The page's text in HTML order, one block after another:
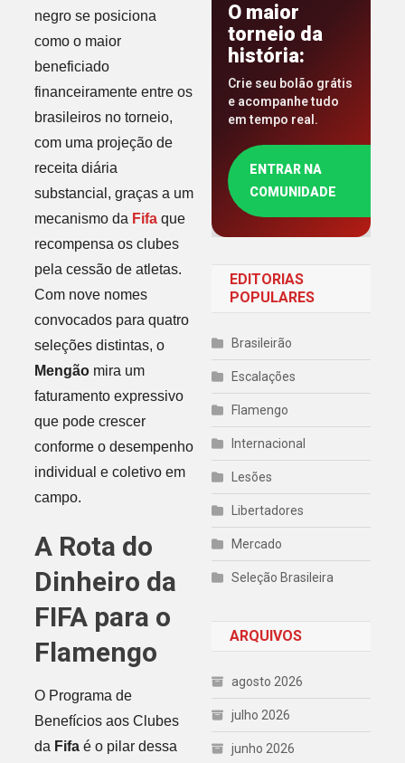
negro se posiciona
como o maior
beneficiado
financeiramente entre os
brasileiros no torneio,
com uma projeção de
receita diária
substancial, graças a um
mecanismo da Fifaque
recompensa os clubes
pela cessão de atletas.
Com nove nomes
convocados para quatro
seleções distintas, o
Mengãomira um
faturamento expressivo
que pode crescer
conforme o desempenho
individual e coletivo em
campo.
A Rota do
Dinheiro da
FIFA para o
Flamengo
O Programa de
Benefícios aos Clubes
da Fifaé o pilar dessa
O maior
torneio da
história:
Crie seu bolão grátis
e acompanhe tudo
em tempo real.
ENTRAR NA
COMUNIDADE
EDITORIAS
POPULARES
Brasileirão
Escalações
Flamengo
Internacional
Lesões
Libertadores
Mercado
Seleção Brasileira
ARQUIVOS
agosto 2026
julho 2026
junho 2026